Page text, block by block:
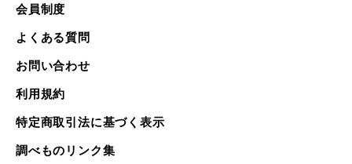
会員制度
よくある質問
お問い合わせ
利用規約
特定商取引法に基づく表示
調べものリンク集